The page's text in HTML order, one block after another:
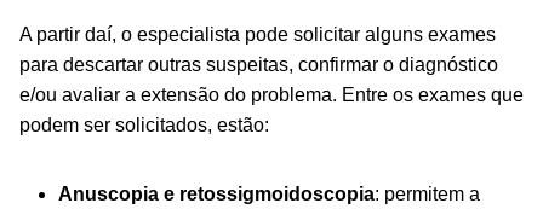
A partir daí, o especialista pode solicitar alguns exames
para descartar outras suspeitas, confirmar o diagnóstico
e/ou avaliar a extensão do problema. Entre os exames que
podem ser solicitados, estão:
Anuscopia e retossigmoidoscopia: permitem a